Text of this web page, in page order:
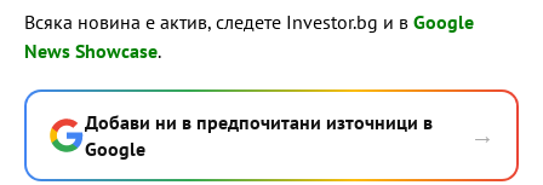
Всяка новина е актив, следете Investor.bg и в Google
News Showcase.
Добави ни в предпочитани източници в
Google
→